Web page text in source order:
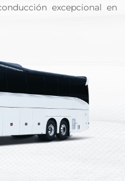
excepcional en